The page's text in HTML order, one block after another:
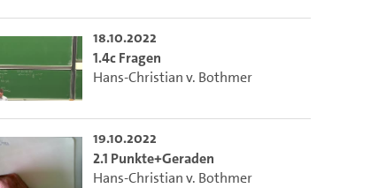
18.10.2022
1.4c Fragen
Hans-Christian v. Bothmer
19.10.2022
2.1 Punkte+Geraden
Hans-Christian v. Bothmer